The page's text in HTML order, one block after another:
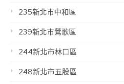
235新北市中和區
239新北市鶯歌區
244新北市林口區
248新北市五股區